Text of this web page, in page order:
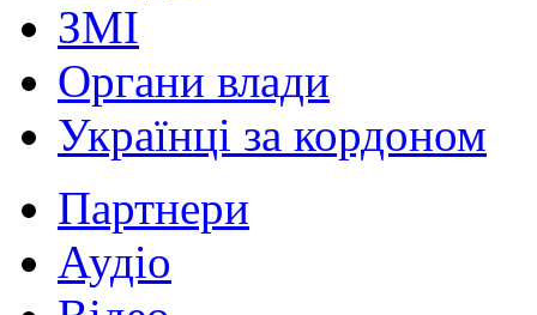
ЗМІ
Органи влади
Українці за кордоном
Партнери
Аудіо